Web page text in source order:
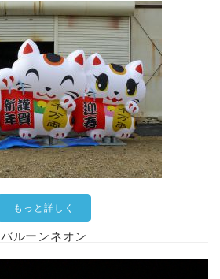
もっと詳しく
バルーンネオン